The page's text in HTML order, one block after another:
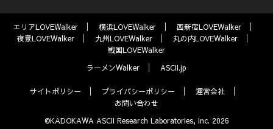
エリアLOVEWalker 横浜LOVEWalker
西新宿LOVEWalker
夜景LOVEWalker
九州LOVEWalker
丸の内LOVEWalker
戦国LOVEWalker
ラーメンWalker
ASCII.jp
サイトポリシー プライバシーポリシー
運営会社
お問い合わせ
©KADOKAWA ASCII Research Laboratories, Inc. 2026